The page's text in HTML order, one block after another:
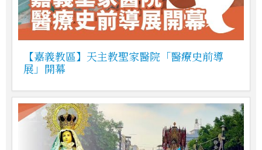
【嘉義教區】天主教聖家醫院「醫療史前導
展」開幕